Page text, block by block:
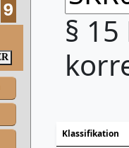
9
§
Klassifikation